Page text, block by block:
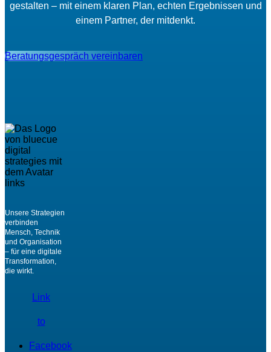
gestalten – mit einem klaren Plan, echten Ergebnissen und
einem Partner, der mitdenkt.
Beratungsgespräch vereinbaren
Unsere Strategien
verbinden
Mensch, Technik
und Organisation
– für eine digitale
Transformation,
die wirkt.
Link
to
Facebook